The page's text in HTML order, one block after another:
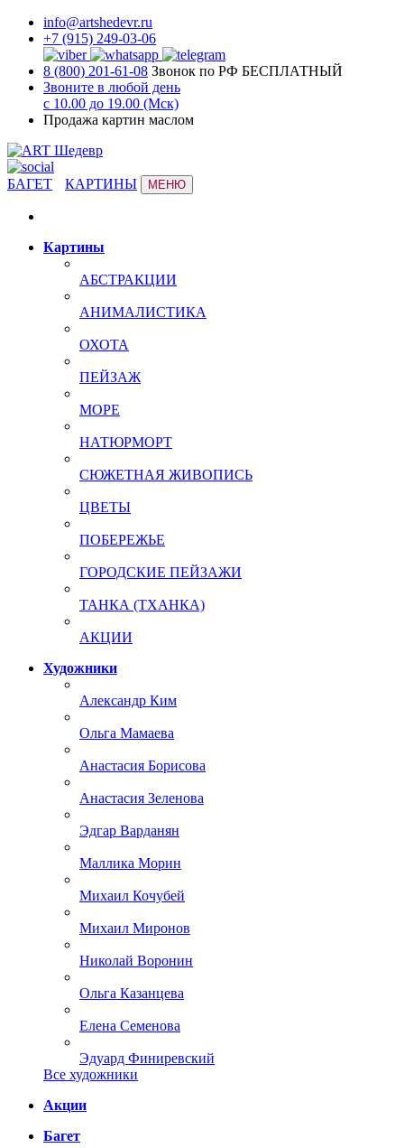
info@artshedevr.ru
+7 (915) 249-03-06
8 (800) 201-61-08 Звонок по РФ БЕСПЛАТНЫЙ
Звоните в любой день
с 10.00 до 19.00 (Мск)
Продажа картин маслом
БАГЕТ КАРТИНЫ МЕНЮ
Картины
АБСТРАКЦИИ
АНИМАЛИСТИКА
ОХОТА
ПЕЙЗАЖ
МОРЕ
НАТЮРМОРТ
СЮЖЕТНАЯ ЖИВОПИСЬ
ЦВЕТЫ
ПОБЕРЕЖЬЕ
ГОРОДСКИЕ ПЕЙЗАЖИ
ТАНКА (ТХАНКА)
АКЦИИ
Художники
Александр Ким
Ольга Мамаева
Анастасия Борисова
Анастасия Зеленова
Эдгар Варданян
Маллика Морин
Михаил Кочубей
Михаил Миронов
Николай Воронин
Ольга Казанцева
Елена Семенова
Эдуард Финиревский
Все художники
Акции
Багет